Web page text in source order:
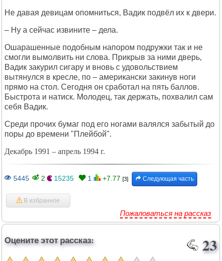
Не давая девицам опомниться, Вадик подвёл их к двери.
– Ну а сейчас извините – дела.
Ошарашенные подобным напором подружки так и не
смогли вымолвить ни слова. Прикрыв за ними дверь,
Вадик закурил сигару и вновь с удовольствием
вытянулся в кресле, по – американски закинув ноги
прямо на стол. Сегодня он сработал на пять баллов.
Быстрота и натиск. Молодец, так держать, похвалил сам
себя Вадик.
Среди прочих бумаг под его ногами валялся забытый до
поры до времени "Плейбой".
Декабрь 1991 – апрель 1994 г.
5445 2 15235 1 +7.77 [3] Следующая часть
В избранное
Пожаловаться на рассказ
Оцените этот рассказ: 23